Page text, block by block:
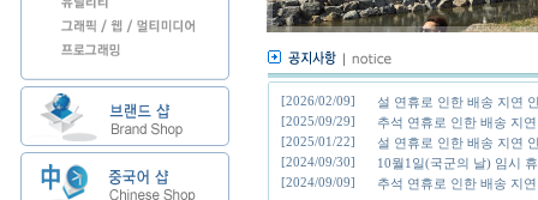
[2026/02/09]
설 연휴로 인한 배송 지연
[2025/09/29]
추석 연휴로 인한 배송 지
[2025/01/22]
설 연휴로 인한 배송 지연
[2024/09/30]
10월1일(국군의 날) 임시
[2024/09/09]
추석 연휴로 인한 배송 지